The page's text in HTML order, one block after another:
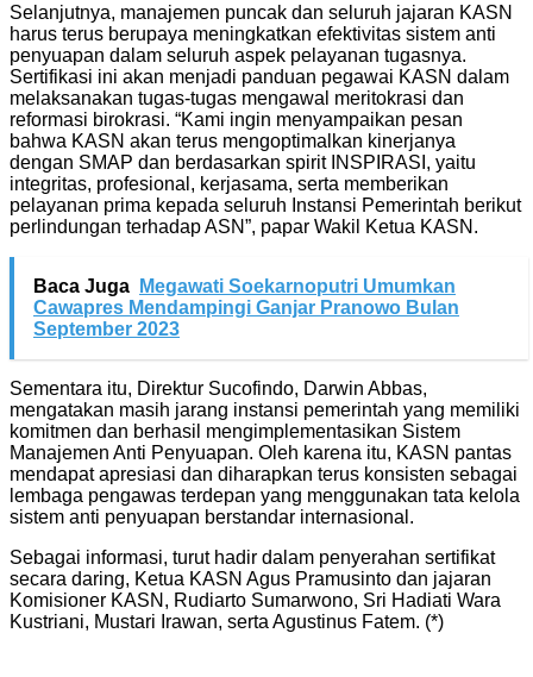
Selanjutnya, manajemen puncak dan seluruh jajaran KASN
harus terus berupaya meningkatkan efektivitas sistem anti
penyuapan dalam seluruh aspek pelayanan tugasnya.
Sertifikasi ini akan menjadi panduan pegawai KASN dalam
melaksanakan tugas-tugas mengawal meritokrasi dan
reformasi birokrasi. “Kami ingin menyampaikan pesan
bahwa KASN akan terus mengoptimalkan kinerjanya
dengan SMAP dan berdasarkan spirit INSPIRASI, yaitu
integritas, profesional, kerjasama, serta memberikan
pelayanan prima kepada seluruh Instansi Pemerintah berikut
perlindungan terhadap ASN”, papar Wakil Ketua KASN.
Baca Juga
Megawati Soekarnoputri Umumkan
Cawapres Mendampingi Ganjar Pranowo Bulan
September 2023
Sementara itu, Direktur Sucofindo, Darwin Abbas,
mengatakan masih jarang instansi pemerintah yang memiliki
komitmen dan berhasil mengimplementasikan Sistem
Manajemen Anti Penyuapan. Oleh karena itu, KASN pantas
mendapat apresiasi dan diharapkan terus konsisten sebagai
lembaga pengawas terdepan yang menggunakan tata kelola
sistem anti penyuapan berstandar internasional.
Sebagai informasi, turut hadir dalam penyerahan sertifikat
secara daring, Ketua KASN Agus Pramusinto dan jajaran
Komisioner KASN, Rudiarto Sumarwono, Sri Hadiati Wara
Kustriani, Mustari Irawan, serta Agustinus Fatem. (*)